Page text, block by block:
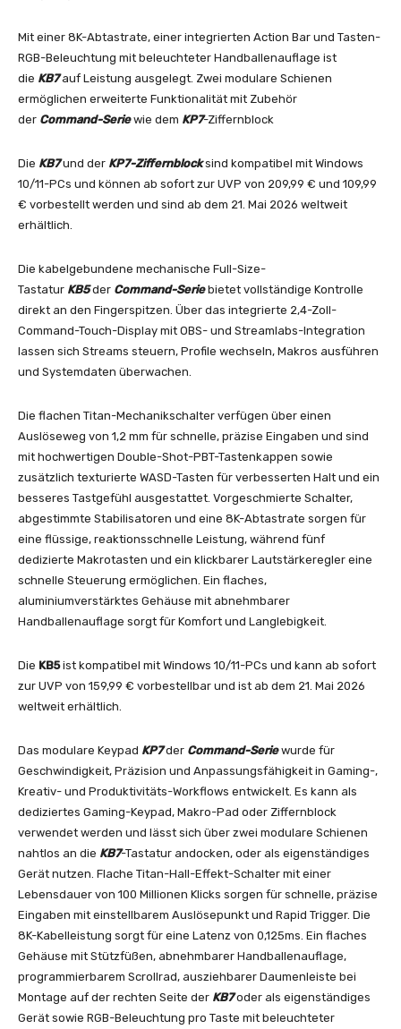
Mit einer 8K-Abtastrate, einer integrierten Action Bar und Tasten-
RGB-Beleuchtung mit beleuchteter Handballenauflage ist
die KB7auf Leistung ausgelegt. Zwei modulare Schienen
ermöglichen erweiterte Funktionalität mit Zubehör
der Command-Seriewie dem KP7-Ziffernblock
Die KB7 und der KP7-Ziffernblocksind kompatibel mit Windows
10/11-PCs und können ab sofort zur UVP von 209,99 € und 109,99
€ vorbestellt werden und sind ab dem 21. Mai 2026 weltweit
erhältlich.
Die kabelgebundene mechanische Full-Size-
Tastatur KB5der Command-Seriebietet vollständige Kontrolle
direkt an den Fingerspitzen. Über das integrierte 2,4-Zoll-
Command-Touch-Display mit OBS- und Streamlabs-Integration
lassen sich Streams steuern, Profile wechseln, Makros ausführen
und Systemdaten überwachen.
Die flachen Titan-Mechanikschalter verfügen über einen
Auslöseweg von 1,2 mm für schnelle, präzise Eingaben und sind
mit hochwertigen Double-Shot-PBT-Tastenkappen sowie
zusätzlich texturierte WASD-Tasten für verbesserten Halt und ein
besseres Tastgefühl ausgestattet. Vorgeschmierte Schalter,
abgestimmte Stabilisatoren und eine 8K-Abtastrate sorgen für
eine flüssige, reaktionsschnelle Leistung, während fünf
dedizierte Makrotasten und ein klickbarer Lautstärkeregler eine
schnelle Steuerung ermöglichen. Ein flaches,
aluminiumverstärktes Gehäuse mit abnehmbarer
Handballenauflage sorgt für Komfort und Langlebigkeit.
Die KB5ist kompatibel mit Windows 10/11-PCs und kann ab sofort
zur UVP von 159,99 € vorbestellbar und ist ab dem 21. Mai 2026
weltweit erhältlich.
Das modulare Keypad KP7der Command-Seriewurde für
Geschwindigkeit, Präzision und Anpassungsfähigkeit in Gaming-,
Kreativ- und Produktivitäts-Workflows entwickelt. Es kann als
dediziertes Gaming-Keypad, Makro-Pad oder Ziffernblock
verwendet werden und lässt sich über zwei modulare Schienen
nahtlos an die KB7-Tastatur andocken, oder als eigenständiges
Gerät nutzen. Flache Titan-Hall-Effekt-Schalter mit einer
Lebensdauer von 100 Millionen Klicks sorgen für schnelle, präzise
Eingaben mit einstellbarem Auslösepunkt und Rapid Trigger. Die
8K-Kabelleistung sorgt für eine Latenz von 0,125ms. Ein flaches
Gehäuse mit Stützfüßen, abnehmbarer Handballenauflage,
programmierbarem Scrollrad, ausziehbarer Daumenleiste bei
Montage auf der rechten Seite der KB7oder als eigenständiges
Gerät sowie RGB-Beleuchtung pro Taste mit beleuchteter